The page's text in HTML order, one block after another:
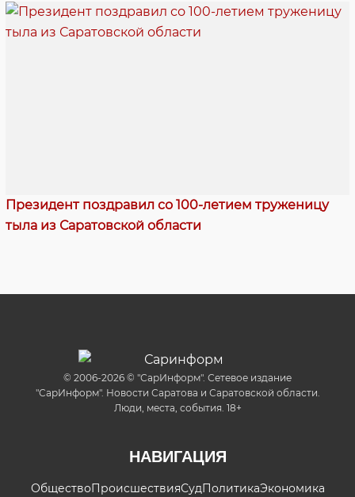
Президент поздравил со 100-летием труженицу
тыла из Саратовской области
© 2006-2026 © "СарИнформ". Сетевое издание
"СарИнформ". Новости Саратова и Саратовской области.
Люди, места, события. 18+
НАВИГАЦИЯ
ОбществоПроисшествияСудПолитикаЭкономика